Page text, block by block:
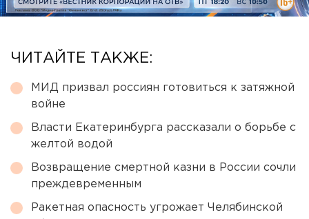
ЧИТАЙТЕ ТАКЖЕ:
МИД призвал россиян готовиться к затяжной
войне
Власти Екатеринбурга рассказали о борьбе с
желтой водой
Возвращение смертной казни в России сочли
преждевременным
Ракетная опасность угрожает Челябинской